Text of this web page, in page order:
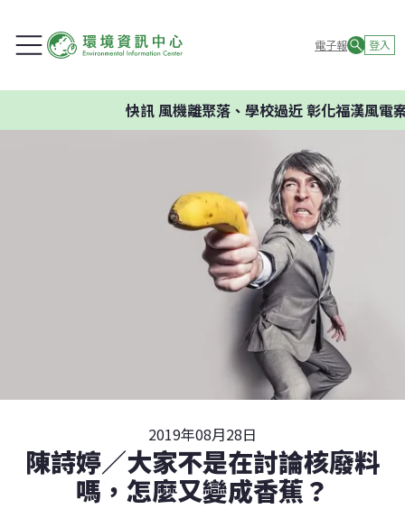
電子報 登入
快訊風機離聚落、學校過近 彰化福漢風電案
2019年08月28日
陳詩婷／大家不是在討論核廢料
嗎，怎麼又變成香蕉？